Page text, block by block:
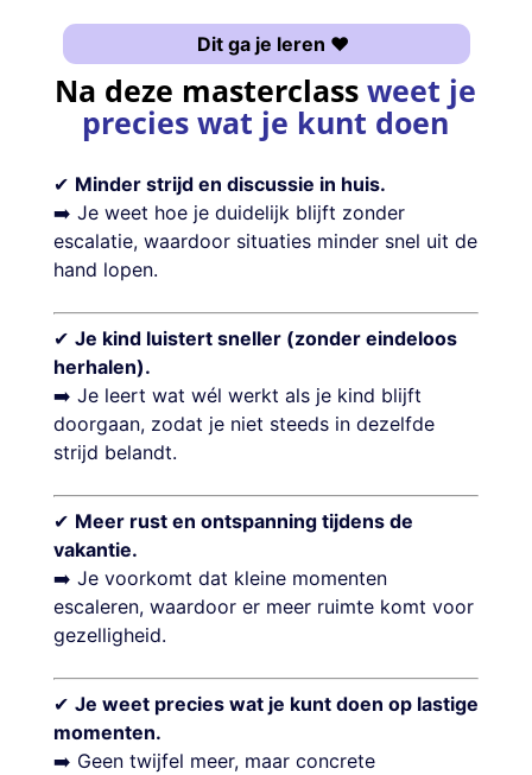
Dit ga je leren ♥
Na deze masterclass weet je
precies wat je kunt doen
✔ Minder strijd en discussie in huis.
➡️ Je weet hoe je duidelijk blijft zonder
escalatie, waardoor situaties minder snel uit de
hand lopen.
✔ Je kind luistert sneller (zonder eindeloos
herhalen).
➡️ Je leert wat wél werkt als je kind blijft
doorgaan, zodat je niet steeds in dezelfde
strijd belandt.
✔ Meer rust en ontspanning tijdens de
vakantie.
➡️ Je voorkomt dat kleine momenten
escaleren, waardoor er meer ruimte komt voor
gezelligheid.
✔ Je weet precies wat je kunt doen op lastige
momenten.
➡️ Geen twijfel meer, maar concrete